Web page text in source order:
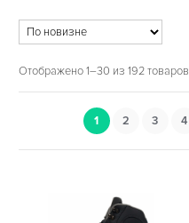
Отображено 1–30 из 192 товаров
1 2 3 4